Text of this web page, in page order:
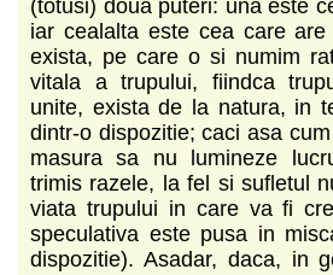
(totusi) doua puteri: una este
iar cealalta este cea care
exista, pe care o si numim
vitala a trupului, fiindca
unite, exista de la natura, in
dintr-o dispozitie; caci asa
masura sa nu lumineze
trimis razele, la fel si sufletul
viata trupului in care va fi
speculativa este pusa in
dispozitie). Asadar, daca, in